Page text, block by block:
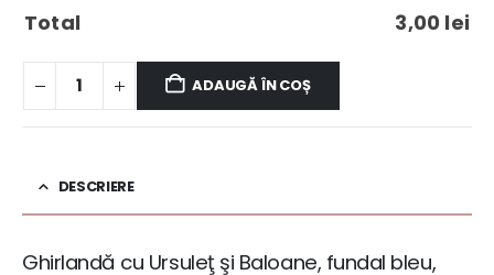
Total 3,00 lei
ADAUGĂ ÎN COȘ
DESCRIERE
Ghirlandă cu Ursuleţ şi Baloane, fundal bleu,